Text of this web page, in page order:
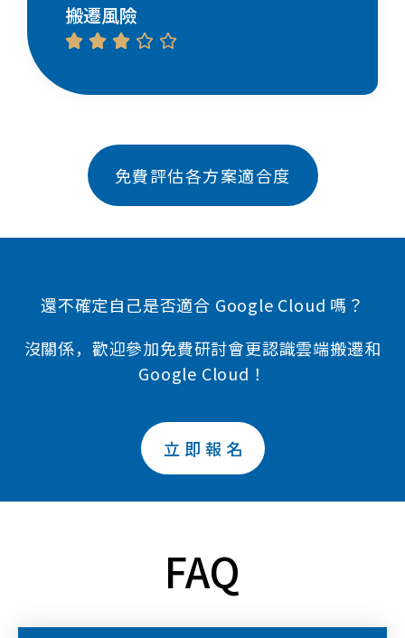
搬遷風險
    
免費評估各方案適合度
還不確定自己是否適合 Google Cloud 嗎？
沒關係，歡迎參加免費研討會更認識雲端搬遷和
Google Cloud！
立即報名
FAQ